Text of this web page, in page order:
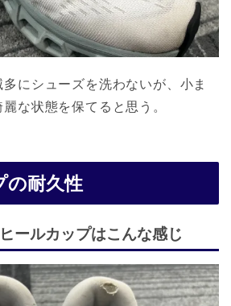
にシューズを洗わないが、小ま
な状態を保てると思う。
の耐久性
ールカップはこんな感じ